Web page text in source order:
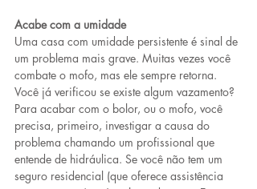
Acabe com a umidade
Uma casa com umidade persistente é sinal de
um problema mais grave. Muitas vezes você
combate o mofo, mas ele sempre retorna.
Você já verificou se existe algum vazamento?
Para acabar com o bolor, ou o mofo, você
precisa, primeiro, investigar a causa do
problema chamando um profissional que
entende de hidráulica. Se você não tem um
seguro residencial (que oferece assistência